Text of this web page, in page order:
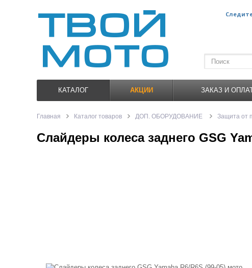
КАТАЛОГ АКЦИИ ЗАКАЗ И
Главная Каталог товаров ДОП. ОБОРУДОВАНИЕ Защита от
Слайдеры колеса заднего GSG